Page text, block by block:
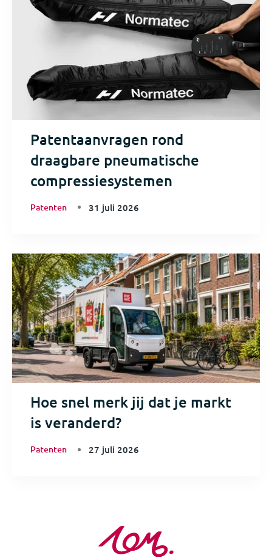
Patentaanvragen rond
draagbare pneumatische
compressiesystemen
Patenten 31 juli 2026
Hoe snel merk jij dat je markt
is veranderd?
Patenten 27 juli 2026